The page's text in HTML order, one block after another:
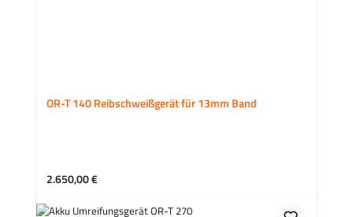
OR-T 140 Reibschweißgerät für 13mm Band
Regulärer Preis:
2.650,00 €